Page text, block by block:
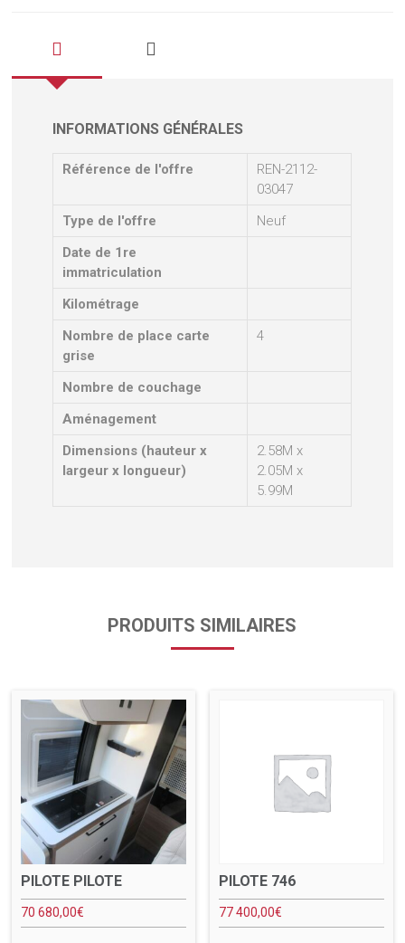
INFORMATIONS GÉNÉRALES
Référence de l'offre
REN-2112-
03047
Type de l'offre
Neuf
Date de 1re
immatriculation
Kilométrage
Nombre de place carte
grise
4
Nombre de couchage
Aménagement
Dimensions (hauteur x
largeur x longueur)
2.58M x
2.05M x
5.99M
PRODUITS SIMILAIRES
PILOTE PILOTE
70 680,00€
PILOTE 746
77 400,00€